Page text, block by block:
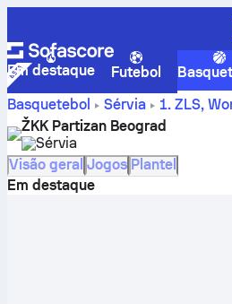
Em destaque Futebol
Basquetebol
Sérvia 1. ZLS,
Beograd – resultados,
jogadores
ŽKK Partizan Beograd
Sérvia
Visão geral Jogos Plantel
Em destaque